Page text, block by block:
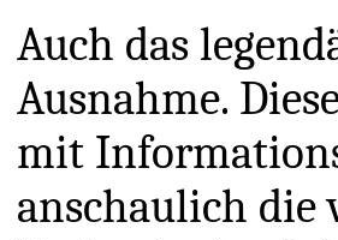
Auch das
Ausnahme.
mit
anschaulich die